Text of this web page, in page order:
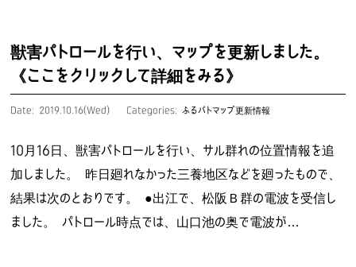
獣害パトロールを行い、マップを更新しました。
《ここをクリックして詳細をみる》
Date: 2019.10.16(Wed) Categories:ふるパトマップ更新情報
10月16日、獣害パトロールを行い、サル群れの位置情報を追
加しました。 昨日廻れなかった三養地区などを廻ったもので、
結果は次のとおりです。 ●出江で、松阪Ｂ群の電波を受信し
ました。 パトロール時点では、山口池の奥で電波が…